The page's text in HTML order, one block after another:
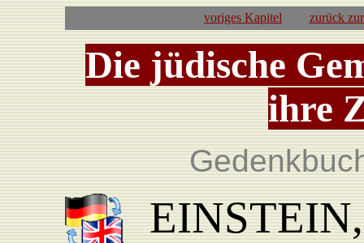
voriges Kapitel zurück
Die jüdische
ihre